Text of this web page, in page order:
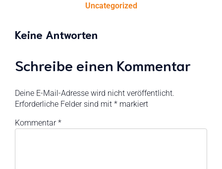
Uncategorized
Keine Antworten
Schreibe einen Kommentar
Deine E-Mail-Adresse wird nicht veröffentlicht.
Erforderliche Felder sind mit * markiert
Kommentar*